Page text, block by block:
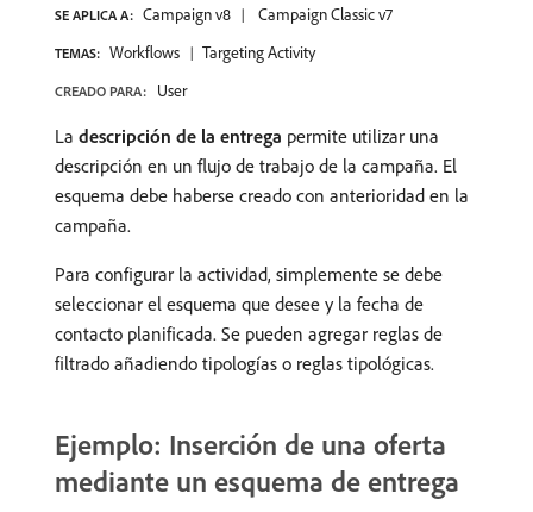
SE APLICA A: Campaign v8 Campaign Classic v7
TEMAS: Workflows Targeting Activity
CREADO PARA: User
La descripción de la entrega permite utilizar una
descripción en un flujo de trabajo de la campaña. El
esquema debe haberse creado con anterioridad en la
campaña.
Para configurar la actividad, simplemente se debe
seleccionar el esquema que desee y la fecha de
contacto planificada. Se pueden agregar reglas de
filtrado añadiendo tipologías o reglas tipológicas.
Ejemplo: Inserción de una oferta
mediante un esquema de entrega